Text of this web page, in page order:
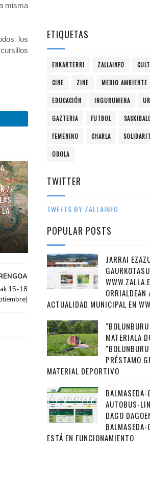
misma
los
//
15-18
ETIQUETAS
ENKARTERRI ZALLAINFO
CINE ZINE MEDIO AMBIENTE
EDUCACIÓN INGURUMENA
GAZTERIA FUTBOL
FEMENINO CHARLA
ODOLA
TWITTER
TWEETS BY ZALLAINFO
POPULAR POSTS
JARRAI
ACTUALIDAD MUNICIPAL EN
MATERIALA
PRÉSTAMO
MATERIAL DEPORTIVO
AUTOBUS-
DAGO
ESTÁ EN FUNCIONAMIENTO